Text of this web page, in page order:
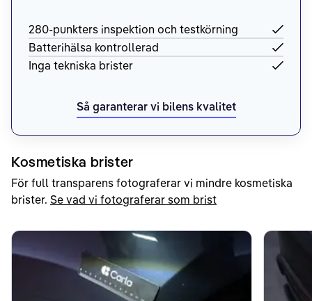
280-punkters inspektion och testkörning
Batterihälsa kontrollerad
Inga tekniska brister
Så garanterar vi bilens kvalitet
Kosmetiska brister
För full transparens fotograferar vi mindre kosmetiska
brister. Se vad vi fotograferar som brist